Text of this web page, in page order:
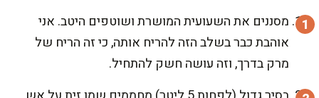
מסננים את השעועית המושרת ושוטפים היטב. אני
אוהבת כבר בשלב הזה להריח אותה, כי זה הריח של
מרק בדרך, וזה עושה חשק להתחיל.